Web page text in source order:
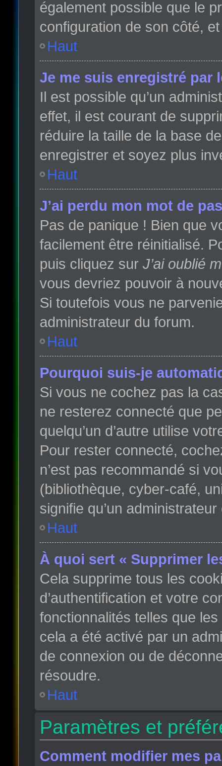
également possible que le
configuration de son côté,
Haut
Je me suis enregistré par
Il est possible qu’un
effet, il est courant de
réduire la taille de la base
enregistrer et soyez plus
Haut
J’ai perdu mon mot de
Pas de panique ! Bien que
facilement être réinitialisé.
puis cliquez sur J’ai oublié
vous devriez pouvoir à
Si toutefois vous ne
administrateur du forum.
Haut
Pourquoi suis-je
Si vous ne cochez pas la
ne resterez connecté que
quelqu’un d’autre utilise
Pour rester connecté,
n’est pas recommandé si
(bibliothèque, cyber-café,
signifie qu’un
Haut
À quoi sert « Supprimer
Cela supprime tous les
d’authentification et votre
fonctionnalités telles que
cela a été activé par un
de connexion ou de
résoudre.
Haut
Paramètres et
Comment modifier mes